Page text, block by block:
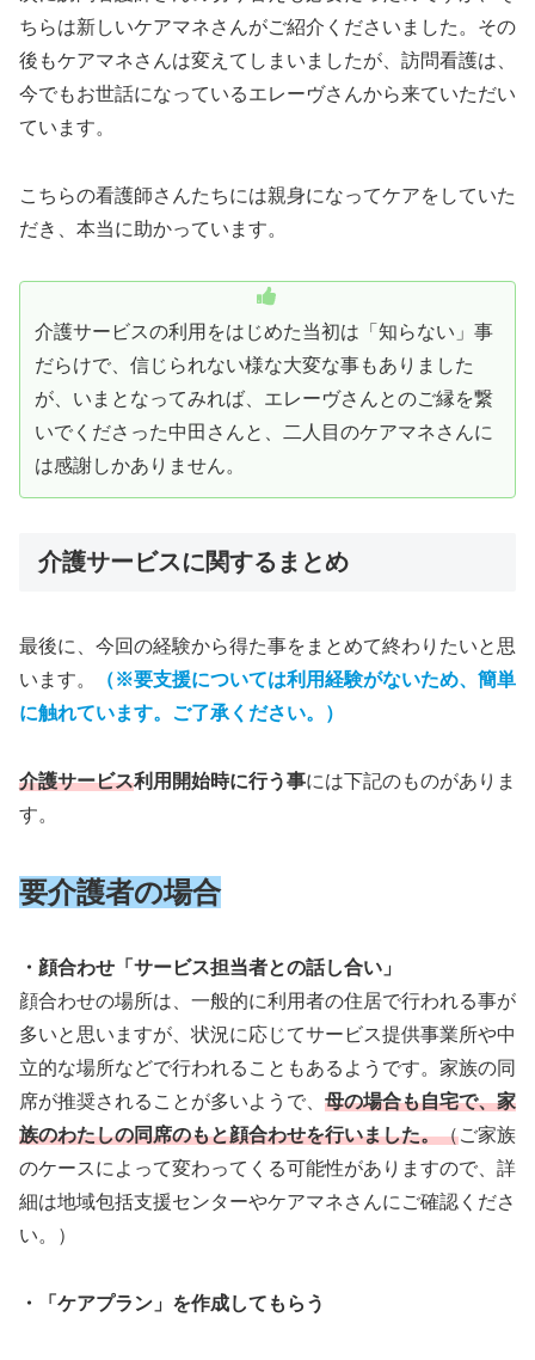
ちらは新しいケアマネさんがご紹介くださいました。その
後もケアマネさんは変えてしまいましたが、訪問看護は、
今でもお世話になっているエレーヴさんから来ていただい
ています。
こちらの看護師さんたちには親身になってケアをしていた
だき、本当に助かっています。
介護サービスの利用をはじめた当初は「知らない」事
だらけで、信じられない様な大変な事もありました
が、いまとなってみれば、エレーヴさんとのご縁を繋
いでくださった中田さんと、二人目のケアマネさんに
は感謝しかありません。
介護サービスに関するまとめ
最後に、今回の経験から得た事をまとめて終わりたいと思
います。
（※要支援については利用経験がないため、簡単
に触れています。ご了承ください。）
介護サービス利用開始時に行う事には下記のものがありま
す。
要介護者の場合
・顔合わせ「サービス担当者との話し合い」
顔合わせの場所は、一般的に利用者の住居で行われる事が
多いと思いますが、状況に応じてサービス提供事業所や中
立的な場所などで行われることもあるようです。家族の同
席が推奨されることが多いようで、 母の場合も自宅で、家
族のわたしの同席のもと顔合わせを行いました。（ご家族
のケースによって変わってくる可能性がありますので、詳
細は地域包括支援センターやケアマネさんにご確認くださ
い。）
・「ケアプラン」を作成してもらう